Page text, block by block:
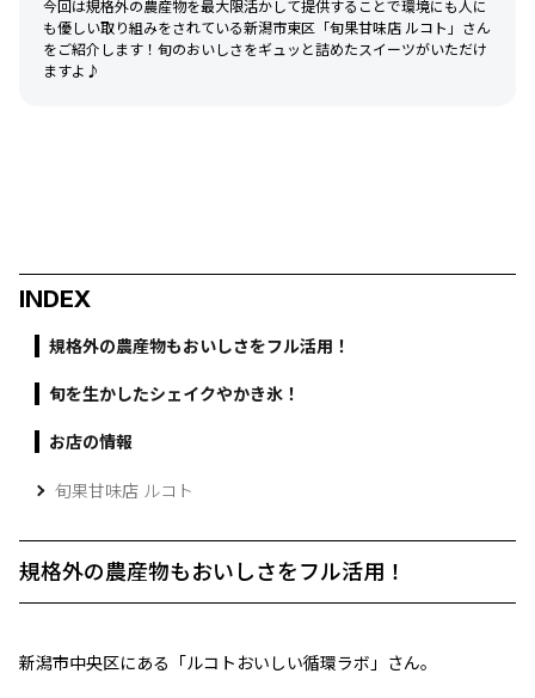
今回は規格外の農産物を最大限活かして提供することで環境にも人に
も優しい取り組みをされている新潟市東区「旬果甘味店 ルコト」さん
をご紹介します！旬のおいしさをギュッと詰めたスイーツがいただけ
ますよ♪
INDEX
規格外の農産物もおいしさをフル活用！
旬を生かしたシェイクやかき氷！
お店の情報
旬果甘味店 ルコト
規格外の農産物もおいしさをフル活用！
新潟市中央区にある「ルコトおいしい循環ラボ」さん。